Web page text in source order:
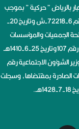
بالرياض ” حركية ” بموجب
خطاب وزارة الشؤون الإجتماعية رقم 6-72218-ش وتاريخ 20-
لائحة الجمعيات والمؤسسات
الخيرية الصادرة بقرار مجلس الوزراء رقم 107وتاريخ 25-6-1410هــ
الشؤون الاجتماعية رقم
والتعليمات الصادرة بمقتضاها، وسجلت